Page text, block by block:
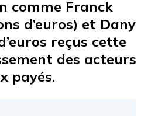
comme Franck
d’euros) et Dany
reçus cette
des acteurs
payés.